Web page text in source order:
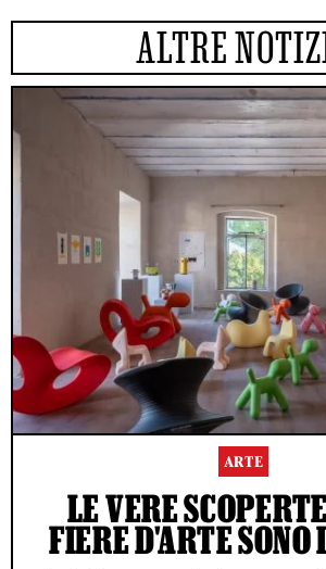
ALTRE
ARTE
LE VERE
FIERE D'ARTE SONO